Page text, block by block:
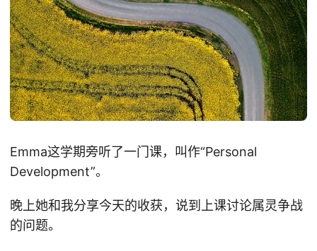
Emma这学期旁听了一门课，叫作“Personal
Development”。
晚上她和我分享今天的收获，说到上课讨论属灵争战
的问题。